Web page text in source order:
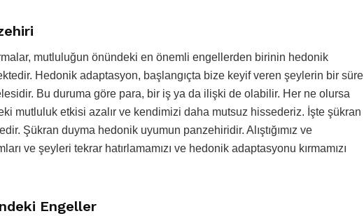
mutluluğun önündeki en önemli engellerden birinin hedonik
Hedonik adaptasyon, başlangıçta bize keyif veren şeylerin bir süre
Bu duruma göre para, bir iş ya da ilişki de olabilir. Her ne olursa
mutluluk etkisi azalır ve kendimizi daha mutsuz hissederiz. İşte şükran
Şükran duyma hedonik uyumun panzehiridir. Alıştığımız ve
ve şeyleri tekrar hatırlamamızı ve hedonik adaptasyonu kırmamızı
Engeller